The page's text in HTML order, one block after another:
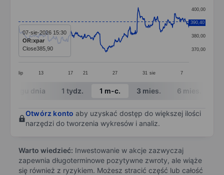
Line chart with 414 data points.
The chart has 1 X axis displaying categories.
The chart has 1 Y axis displaying values. Data
lip 13 17 21 27 31 sie 7
370,00
380,00
390,00
400,00
390,40
07-sie-2026 15:30
OR:xpar
Close385,90
End of interactive chart.
W ciągu dnia 1 tydz. 1 m-c. 3 mies. 6 mies.
Otwórz konto aby uzyskać dostęp do większej ilości
narzędzi do tworzenia wykresów i analiz.
Warto wiedzieć: Inwestowanie w akcje zazwyczaj
zapewnia długoterminowe pozytywne zwroty, ale wiąże
się również z ryzykiem. Możesz stracić część lub całość